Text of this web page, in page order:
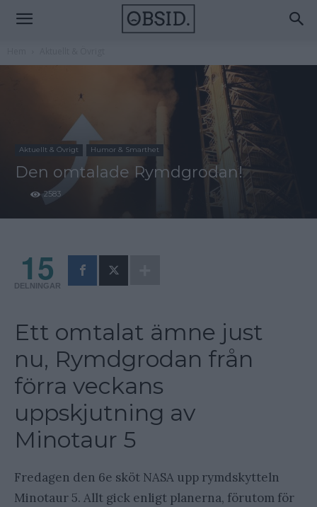
Aktuellt & Övrigt Humor & Smarthet
Den omtalade Rymdgrodan!
2583
15
DELNINGAR
Ett omtalat ämne just
nu, Rymdgrodan från
förra veckans
uppskjutning av
Minotaur 5
Fredagen den 6e sköt NASA upp rymdskytteln
Minotaur 5. Allt gick enligt planerna, förutom för